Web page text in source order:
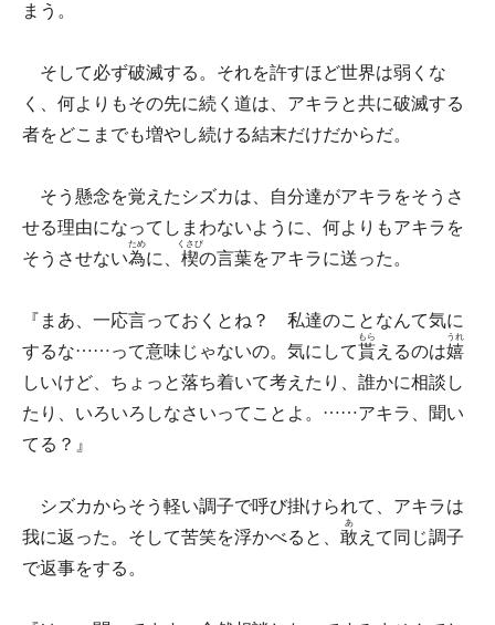
まう。
そして必ず破滅する。それを許すほど世界は弱くな
く、何よりもその先に続く道は、アキラと共に破滅する
者をどこまでも増やし続ける結末だけだからだ。
そう懸念を覚えたシズカは、自分達がアキラをそうさ
せる理由になってしまわないように、何よりもアキラを
そうさせない為
ため
に、 楔
くさび
の言葉をアキラに送った。
『まあ、一応言っておくとね？ 私達のことなんて気に
するな……って意味じゃないの。気にして貰
もら
えるのは嬉
うれ
しいけど、ちょっと落ち着いて考えたり、誰かに相談し
たり、いろいろしなさいってことよ。……アキラ、聞い
てる？』
シズカからそう軽い調子で呼び掛けられて、アキラは
我に返った。そして苦笑を浮かべると、 敢
あ
えて同じ調子
で返事をする。